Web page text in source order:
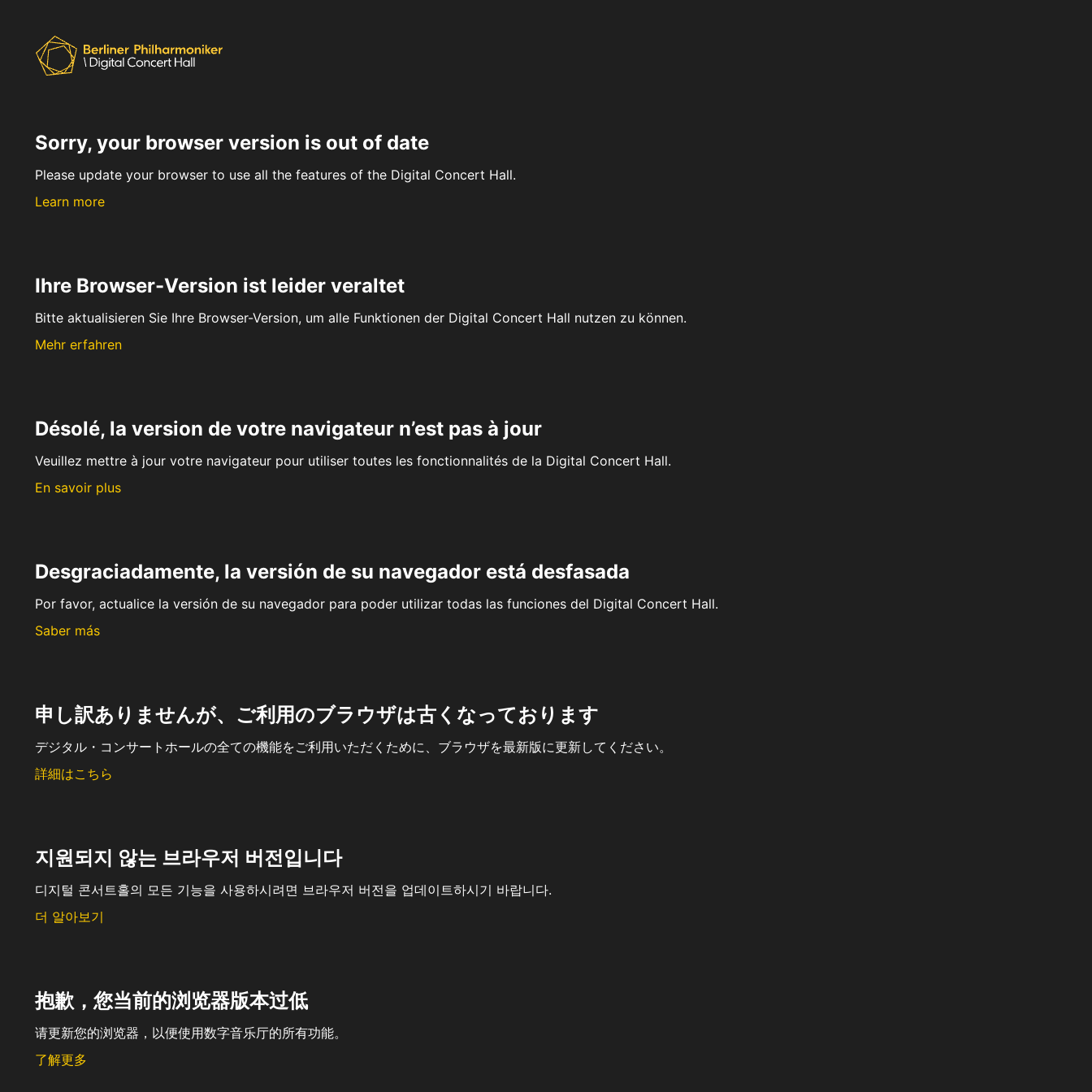
Sorry, your browser version is out of date
Please update your browser to use all the features of the Digital Concert Hall.
Learn more
Ihre Browser-Version ist leider veraltet
Bitte aktualisieren Sie Ihre Browser-Version, um alle Funktionen der Digital Concert Hall nutzen zu können.
Mehr erfahren
Désolé, la version de votre navigateur n’est pas à jour
Veuillez mettre à jour votre navigateur pour utiliser toutes les fonctionnalités de la Digital Concert Hall.
En savoir plus
Desgraciadamente, la versión de su navegador está desfasada
Por favor, actualice la versión de su navegador para poder utilizar todas las funciones del Digital Concert Hall.
Saber más
申し訳ありませんが、ご利用のブラウザは古くなっております
デジタル・コンサートホールの全ての機能をご利用いただくために、ブラウザを最新版に更新してください。
詳細はこちら
지원되지 않는 브라우저 버전입니다
디지털 콘서트홀의 모든 기능을 사용하시려면 브라우저 버전을 업데이트하시기 바랍니다.
더 알아보기
抱歉，您当前的浏览器版本过低
请更新您的浏览器，以便使用数字音乐厅的所有功能。
了解更多